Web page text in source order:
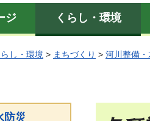
ジ くらし・環境
らし・環境 > まちづくり > 河川整備・
防災